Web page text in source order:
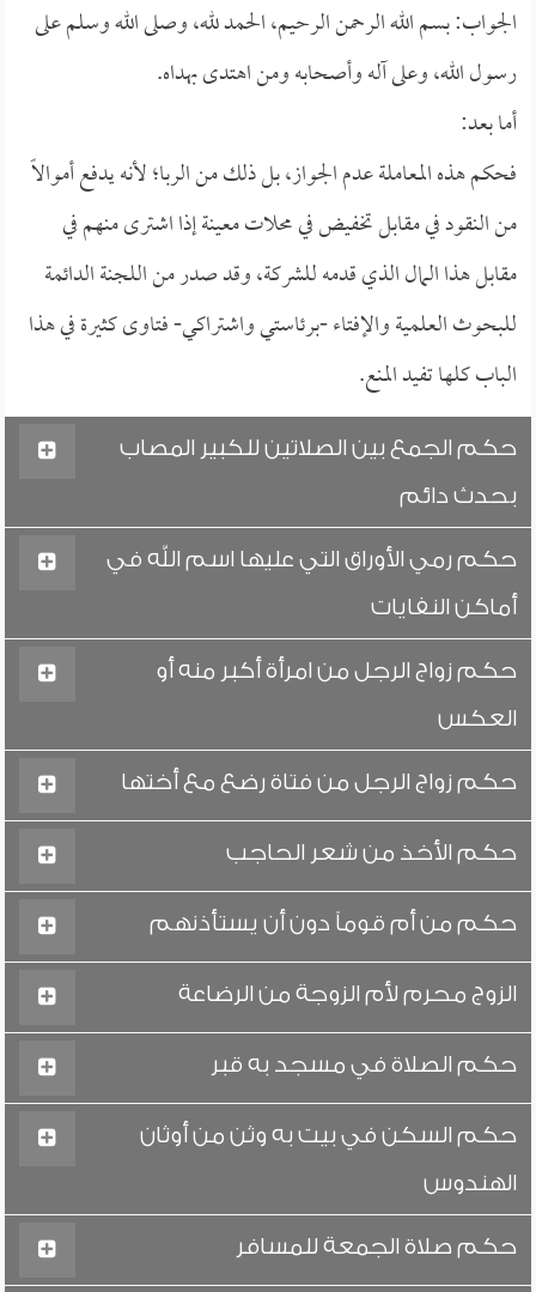
الجواب: بسم الله الرحمن الرحيم، الحمد لله، وصلى الله وسلم على
رسول الله، وعلى آله وأصحابه ومن اهتدى بهداه.
أما بعد:
فحكم هذه المعاملة عدم الجواز، بل ذلك من الربا؛ لأنه يدفع أموالاً
من النقود في مقابل تخفيض في محلات معينة إذا اشترى منهم في
مقابل هذا المال الذي قدمه للشركة، وقد صدر من اللجنة الدائمة
للبحوث العلمية والإفتاء -برئاستي واشتراكي- فتاوى كثيرة في هذا
الباب كلها تفيد المنع.
حكم الجمع بين الصلاتين للكبير المصاب
بحدث دائم
حكم رمي الأوراق التي عليها اسم الله في
أماكن النفايات
حكم زواج الرجل من امرأة أكبر منه أو
العكس
حكم زواج الرجل من فتاة رضع مع أختها
حكم الأخذ من شعر الحاجب
حكم من أم قوماً دون أن يستأذنهم
الزوج محرم لأم الزوجة من الرضاعة
حكم الصلاة في مسجد به قبر
حكم السكن في بيت به وثن من أوثان
الهندوس
حكم صلاة الجمعة للمسافر